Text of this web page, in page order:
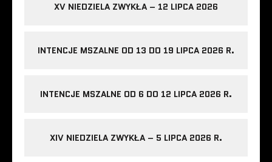
XV NIEDZIELA ZWYKŁA – 12 LIPCA 2026
INTENCJE MSZALNE OD 13 DO 19 LIPCA 2026 R.
INTENCJE MSZALNE OD 6 DO 12 LIPCA 2026 R.
XIV NIEDZIELA ZWYKŁA – 5 LIPCA 2026 R.